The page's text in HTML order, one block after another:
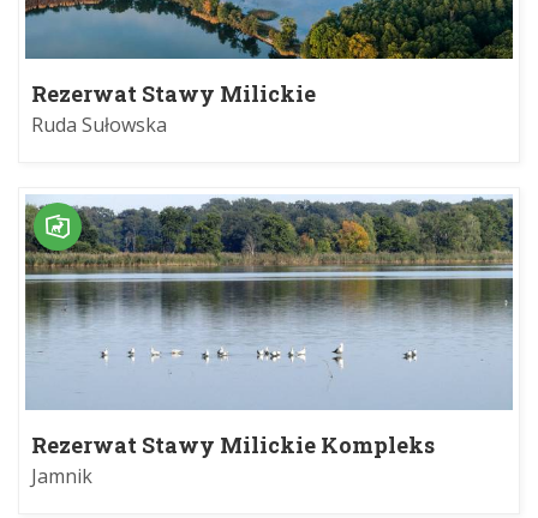
Rezerwat Stawy Milickie
Ruda Sułowska
Rezerwat Stawy Milickie Kompleks
Jamnik
Jamnik